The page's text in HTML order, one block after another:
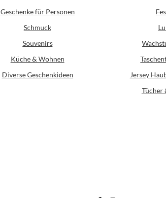
Geschenke für Personen
Schmuck
Souvenirs
Küche & Wohnen
Diverse Geschenkideen
Jersey
Tücher